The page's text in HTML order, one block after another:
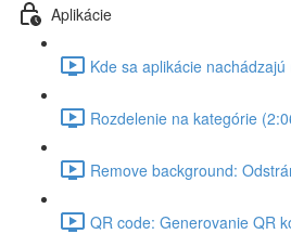
Aplikácie
Kde sa aplikácie nachádzajú
Rozdelenie na kategórie
Remove background:
QR code: Generovanie QR